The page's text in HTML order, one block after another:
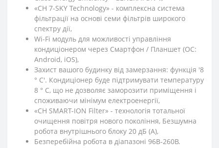
«CH 7-SKY Technology» - комплексна система
фільтрації на основі семи фільтрів широкого
спектру дії,
Wi-Fi модуль для можливості управління
кондиціонером через Смартфон / Планшет (ОС:
Android, iOS),
Захист вашого будинку від замерзання: функція '8
° C'. Кондиціонер буде підтримувати температуру
8 ° C, що не дозволяє заморозити приміщення і
споживаючи мінімум електроенергії,
«CH SMART-ION Filter» - технологія тотальної
очищення повітря нового покоління, Безшумна
робота внутрішнього блоку 20 дБ (А),
Безперебійна робота в діапазоні 96В-260В.